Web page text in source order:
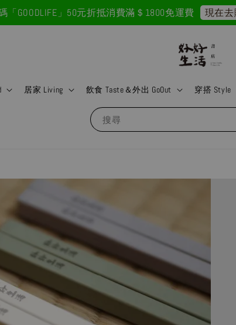
」50元折抵消費滿＄1800免運費 現在去購物！
搜尋
居家 Living 飲食 Taste＆外出 GoOut 穿搭 Style